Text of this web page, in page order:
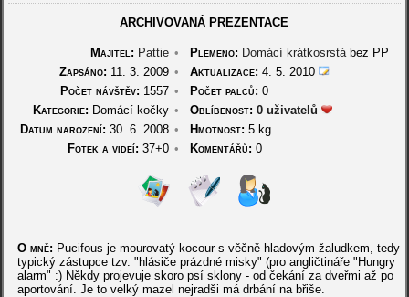
ARCHIVOVANÁ PREZENTACE
Majitel: Pattie • Plemeno: Domácí krátkosrstábez PP
Zapsáno: 11. 3. 2009 • Aktualizace: 4. 5. 2010
Počet návštěv: 1557 • Počet palců: 0
Kategorie: Domácí kočky • Oblíbenost: 0 uživatelů
Datum narození: 30. 6. 2008 • Hmotnost: 5 kg
Fotek a videí: 37+0 • Komentářů: 0
O mně: Pucifous je mourovatý kocour s věčně hladovým žaludkem, tedy
typický zástupce tzv. "hlásiče prázdné misky" (pro angličtináře "Hungry
alarm" :) Někdy projevuje skoro psí sklony - od čekání za dveřmi až po
aportování. Je to velký mazel nejradši má drbání na břiše.